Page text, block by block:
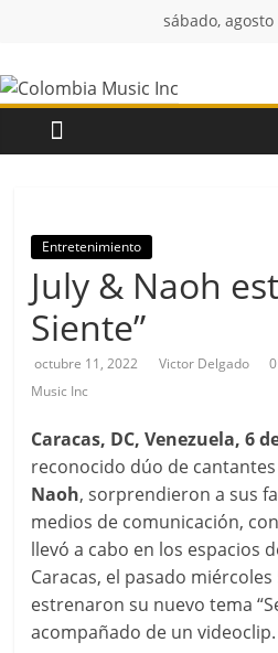
sábado, agosto
Colombia
Music
Colombia
Music
Inc
Entretenimiento
July & Naoh
Siente”
octubre 11, 2022 Victor Delgado
Music Inc
Caracas, DC, Venezuela, 6
reconocido dúo de
Naoh, sorprendieron a sus
medios de comunicación,
llevó a cabo en los espacios
Caracas, el pasado
estrenaron su nuevo tema
acompañado de un videoclip.